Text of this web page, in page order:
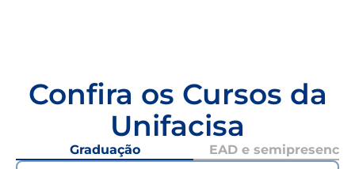
Confira os Cursos da
Unifacisa
Graduação EAD e semipresencial